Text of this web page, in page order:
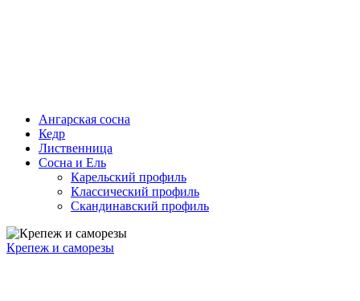
Ангарская сосна
Кедр
Лиственница
Сосна и Ель
Карельский профиль
Классический профиль
Скандинавский профиль
Крепеж и саморезы